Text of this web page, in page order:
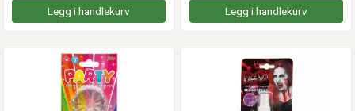
Legg i handlekurv Legg i handlekurv